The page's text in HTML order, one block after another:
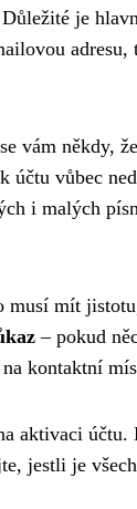
je
vám někdy,
vůbec
i malých
mít
– pokud
kontaktní
aktivaci
jestli je